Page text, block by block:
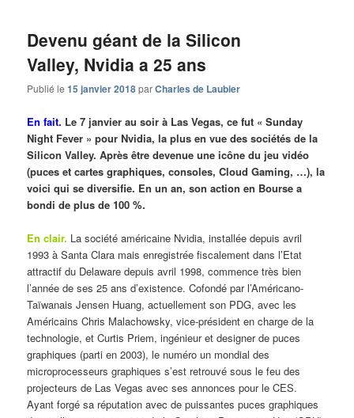
Devenu géant de la Silicon
Valley, Nvidia a 25 ans
Publié le15 janvier 2018parCharles de Laubier
En fait. Le 7 janvier au soir à Las Vegas, ce fut « Sunday
Night Fever » pour Nvidia, la plus en vue des sociétés de la
Silicon Valley. Après être devenue une icône du jeu vidéo
(puces et cartes graphiques, consoles, Cloud Gaming, …), la
voici qui se diversifie. En un an, son action en Bourse a
bondi de plus de 100 %.
En clair. La société américaine Nvidia, installée depuis avril
1993 à Santa Clara mais enregistrée fiscalement dans l’Etat
attractif du Delaware depuis avril 1998, commence très bien
l’année de ses 25 ans d’existence. Cofondé par l’Américano-
Taïwanais Jensen Huang, actuellement son PDG, avec les
Américains Chris Malachowsky, vice-président en charge de la
technologie, et Curtis Priem, ingénieur et designer de puces
graphiques (parti en 2003), le numéro un mondial des
microprocesseurs graphiques s’est retrouvé sous le feu des
projecteurs de Las Vegas avec ses annonces pour le CES.
Ayant forgé sa réputation avec de puissantes puces graphiques